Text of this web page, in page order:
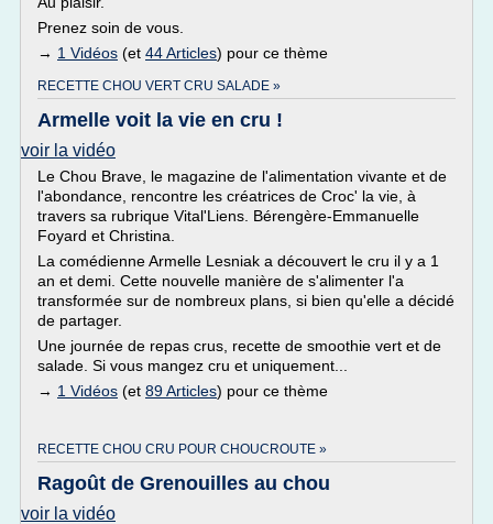
Prenez soin de vous.
→ 1 Vidéos (et 44 Articles) pour ce thème
RECETTE CHOU VERT CRU SALADE »
Armelle voit la vie en cru !
voir la vidéo
Le Chou Brave, le magazine de l'alimentation vivante et de
l'abondance, rencontre les créatrices de Croc' la vie, à
travers sa rubrique Vital'Liens. Bérengère-Emmanuelle
Foyard et Christina.
La comédienne Armelle Lesniak a découvert le cru il y a 1
an et demi. Cette nouvelle manière de s'alimenter l'a
transformée sur de nombreux plans, si bien qu'elle a décidé
de partager.
Une journée de repas crus, recette de smoothie vert et de
salade. Si vous mangez cru et uniquement...
→ 1 Vidéos (et 89 Articles) pour ce thème
RECETTE CHOU CRU POUR CHOUCROUTE »
Ragoût de Grenouilles au chou
voir la vidéo